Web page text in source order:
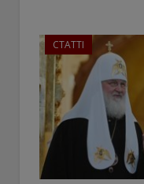
СТАТТІ